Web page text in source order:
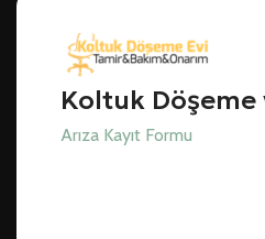
Koltuk Döşeme
Arıza Kayıt Formu